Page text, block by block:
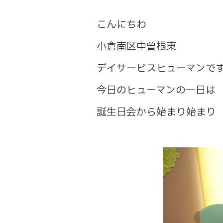
こんにちわ
小倉南区中曽根東
デイサービスヒューマンで
今日のヒューマンの一日は
誕生日会から始まり始まり